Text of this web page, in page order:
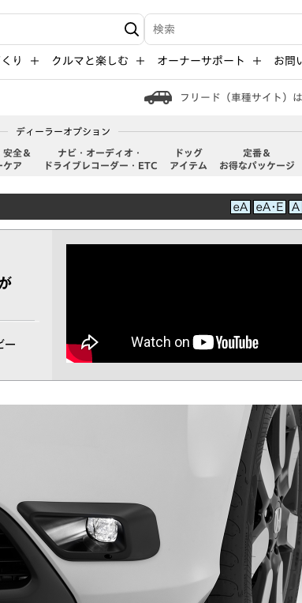
ド入力 検索キーワード入力
り クルマと楽しむ オーナーサポート お問
フリード（車種サイト）
ディーラーオプション
安全＆
ケア
ナビ・オーディオ・
ドライブレコーダー・ETC
ドッグ
アイテム
定番＆
お得なパッケージ
ー